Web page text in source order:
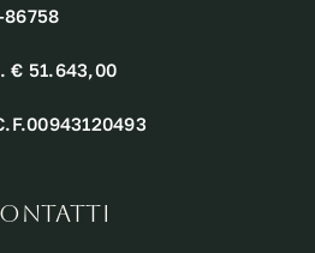
86758
€ 51.643,00